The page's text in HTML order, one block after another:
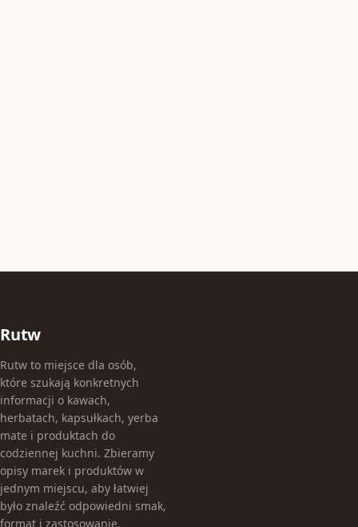
Rutw
Rutw to miejsce dla osób,
które szukają konkretnych
informacji o kawach,
herbatach, kapsułkach, yerba
mate i produktach do
codziennej kuchni. Zbieramy
opisy marek i produktów w
jednym miejscu, aby łatwiej
było znaleźć odpowiedni smak,
format i zastosowanie.